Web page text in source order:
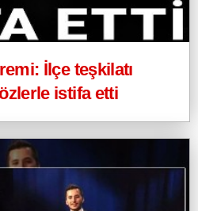
İlçe teşkilatı
istifa etti